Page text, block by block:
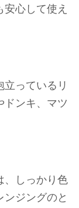
心して使え
立っているリ
ドンキ、マツ
、しっかり色
ジングのと